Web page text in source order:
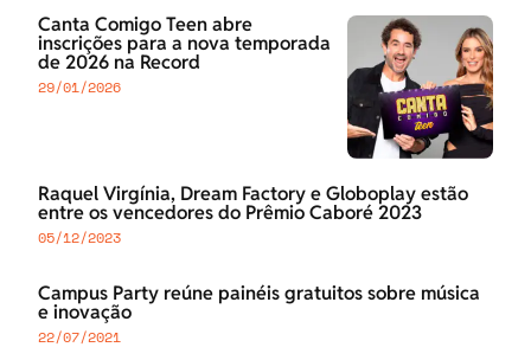
Canta Comigo Teen abre
inscrições para a nova temporada
de 2026 na Record
29/01/2026
Raquel Virgínia, Dream Factory e Globoplay estão
entre os vencedores do Prêmio Caboré 2023
05/12/2023
Campus Party reúne painéis gratuitos sobre música
e inovação
22/07/2021